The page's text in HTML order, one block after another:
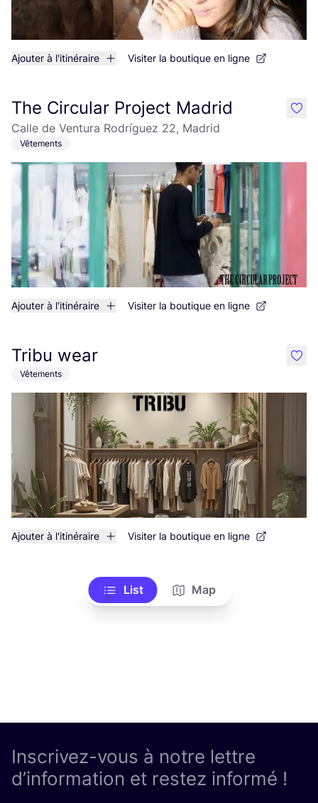
Ajouter à l'itinéraire Visiter la boutique en ligne
The Circular Project Madrid
Calle de Ventura Rodríguez 22, Madrid
Vêtements
Ajouter à l'itinéraire Visiter la boutique en ligne
like
Tribu wear
Vêtements
Ajouter à l'itinéraire Visiter la boutique en ligne
like
List Map
Inscrivez-vous à notre lettre
d’information et restez informé !